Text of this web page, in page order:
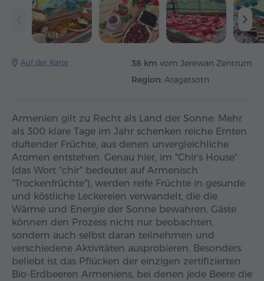
Auf der Karte 38 km vom Jerewan Zentrum
Region: Aragatsotn
Armenien gilt zu Recht als Land der Sonne: Mehr
als 300 klare Tage im Jahr schenken reiche Ernten
duftender Früchte, aus denen unvergleichliche
Aromen entstehen. Genau hier, im "Chir's House"
(das Wort "chir" bedeutet auf Armenisch
"Trockenfrüchte"), werden reife Früchte in gesunde
und köstliche Leckereien verwandelt, die die
Wärme und Energie der Sonne bewahren. Gäste
können den Prozess nicht nur beobachten,
sondern auch selbst daran teilnehmen und
verschiedene Aktivitäten ausprobieren. Besonders
beliebt ist das Pflücken der einzigen zertifizierten
Bio-Erdbeeren Armeniens, bei denen jede Beere die